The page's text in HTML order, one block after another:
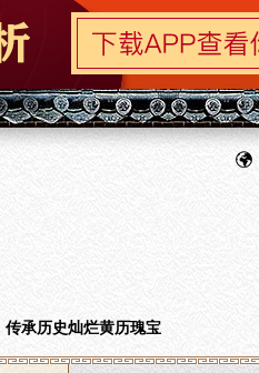
传承历史灿烂黄历瑰宝